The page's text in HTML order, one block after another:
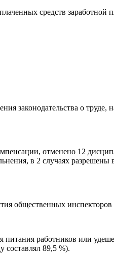
средств заработной
законодательства о труде,
отменено 12
в 2 случаях
общественных инспекторов
работников или
составлял 89,5 %).